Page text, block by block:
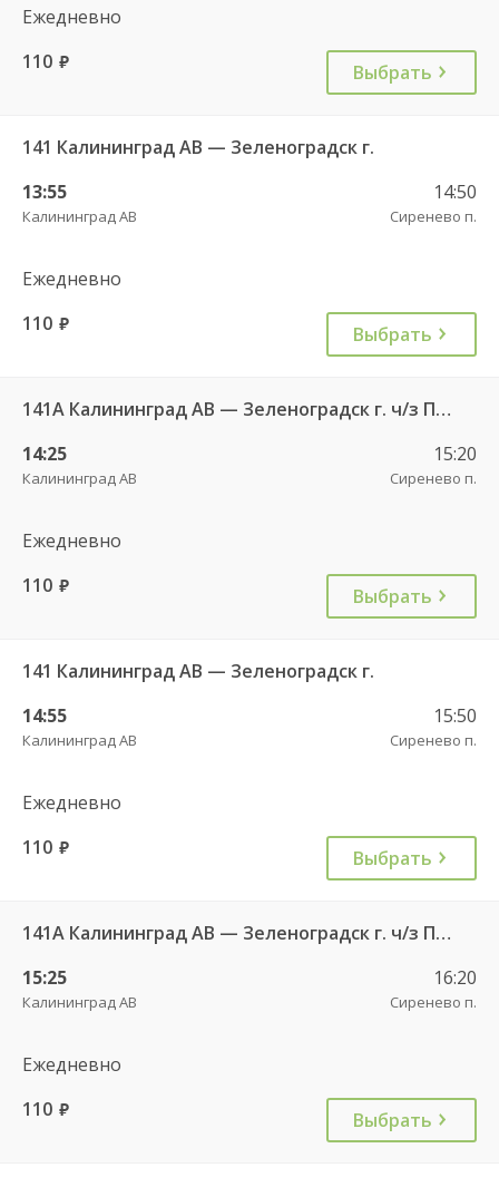
Ежедневно
110 руб. Выбрать
141 Калининград АВ — Зеленоградск г.
13:55
Калининград АВ
14:50
Сиренево п.
Ежедневно
110 руб. Выбрать
141А Калининград АВ — Зеленоградск г. ч/з Петрово п.
14:25
Калининград АВ
15:20
Сиренево п.
Ежедневно
110 руб. Выбрать
141 Калининград АВ — Зеленоградск г.
14:55
Калининград АВ
15:50
Сиренево п.
Ежедневно
110 руб. Выбрать
141А Калининград АВ — Зеленоградск г. ч/з Петрово п.
15:25
Калининград АВ
16:20
Сиренево п.
Ежедневно
110 руб. Выбрать